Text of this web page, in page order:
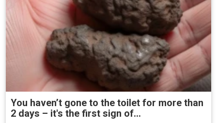
You haven’t gone to the toilet for more than
2 days – it's the first sign of...